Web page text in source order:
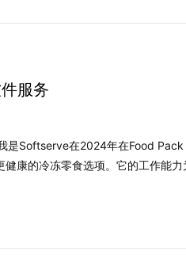
服务
Softserve在2024年在Food Pack
康的冷冻零食选项。它的工作能力